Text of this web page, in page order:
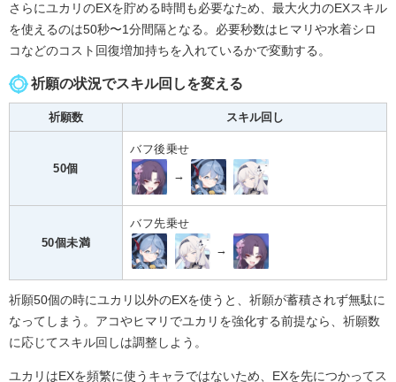
さらにユカリのEXを貯める時間も必要なため、最大火力のEXスキル
を使えるのは50秒〜1分間隔となる。必要秒数はヒマリや水着シロ
コなどのコスト回復増加持ちを入れているかで変動する。
祈願の状況でスキル回しを変える
祈願数 スキル回し
50個
バフ後乗せ
→
50個未満
バフ先乗せ
→
祈願50個の時にユカリ以外のEXを使うと、祈願が蓄積されず無駄に
なってしまう。アコやヒマリでユカリを強化する前提なら、祈願数
に応じてスキル回しは調整しよう。
ユカリはEXを頻繁に使うキャラではないため、EXを先につかってス